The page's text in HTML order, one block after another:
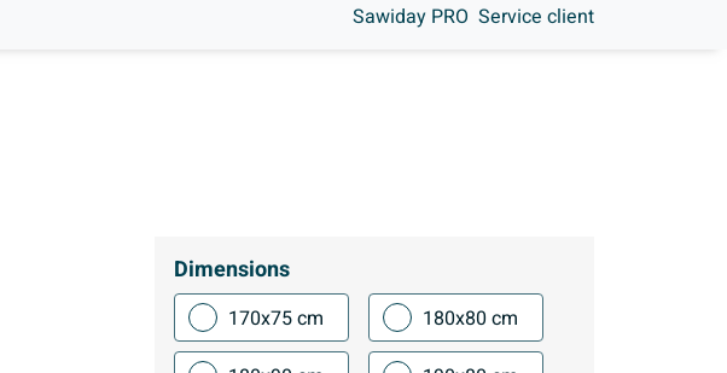
Sawiday PRO Service client
Dimensions
170x75 cm
180x80 cm